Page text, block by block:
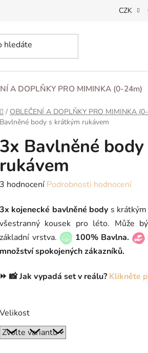
ObchodníCZK
A DOPLŇKY PRO MIMINKA (0-24m)
Domů
/ OBLEČENÍ A DOPLŇKY PRO MIMINKA
Bavlněné body s krátkým rukávem
3x Bavlněné
rukávem
Průměrné
produktu
je
5,0
z
hvězdiček.
3 hodnocení Podrobnosti hodnocení
3x kojenecké bavlněné body s
všestranný kousek pro léto. Může
základní vrstva.
100% Bavlna.
množství spokojených zákazníků.
⏩ 📸 Jak vypadá set v reálu? Klikněte
Velikost